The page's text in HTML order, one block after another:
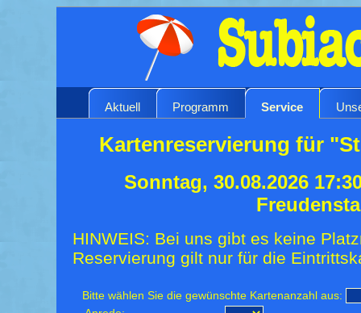
Aktuell Programm Service
Kartenreservierung für
Sonntag, 30.08.2026
HINWEIS: Bei uns gibt es keine
Reservierung gilt nur für die
Bitte wählen Sie die gewünschte Kartenanzahl aus: